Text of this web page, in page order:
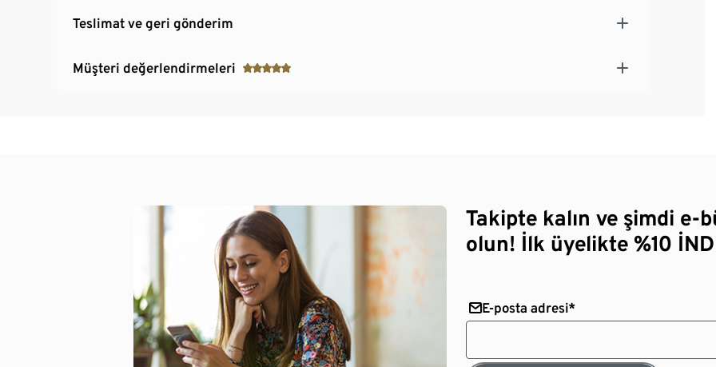
Teslimat ve geri gönderim
Müşteri değerlendirmeleri
Takipte kalın ve şimdi e-
olun! İlk üyelikte %10
E-posta adresi*